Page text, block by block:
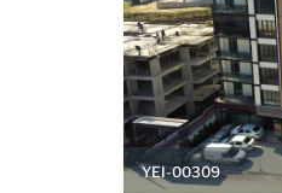
YEI-00309